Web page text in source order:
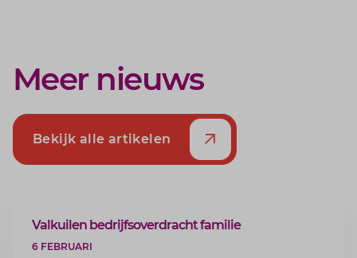
Meer nieuws
Bekijk alle artikelen
ARTIKEL
Valkuilen bedrijfsoverdracht familie
6 FEBRUARI